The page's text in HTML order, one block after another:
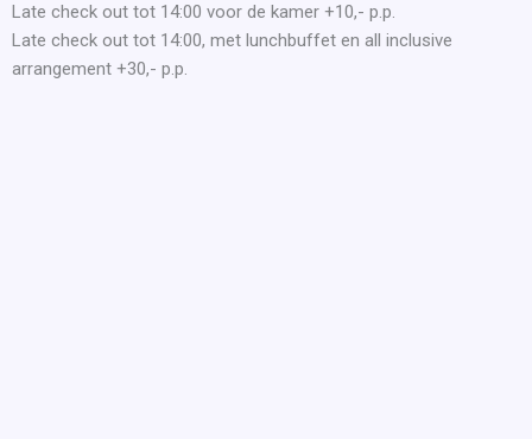
Late check out tot 14:00 voor de kamer +10,- p.p.
Late check out tot 14:00, met lunchbuffet en all inclusive
arrangement +30,- p.p.